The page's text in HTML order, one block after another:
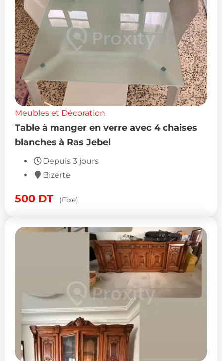
Meubles et Décoration
Table à manger en verre avec 4 chaises
blanches à Ras Jebel
Depuis 3 jours
Bizerte
500 DT (Fixe)